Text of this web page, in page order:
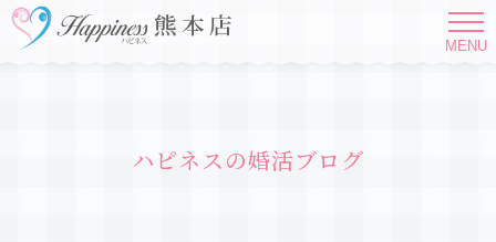
MENU
ハピネスの婚活ブログ